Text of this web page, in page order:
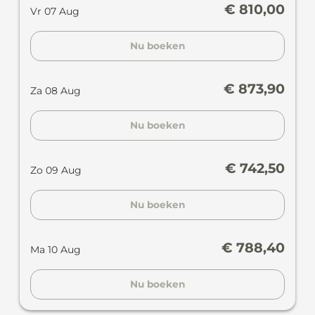
Vr 07 Aug € 810,00
Nu boeken
Za 08 Aug € 873,90
Nu boeken
Zo 09 Aug € 742,50
Nu boeken
Ma 10 Aug € 788,40
Nu boeken